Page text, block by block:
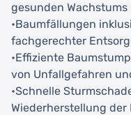
gesunden
•Baumfällungen
fachgerechter
•Effiziente
von Unfallgefahren
•Schnelle
Wiederherstellung